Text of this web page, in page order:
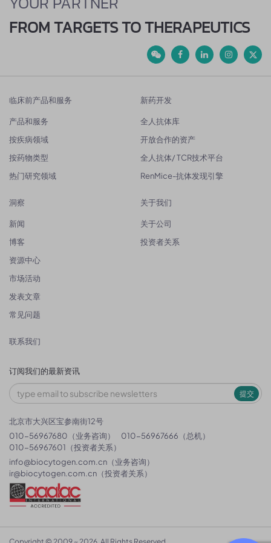
FROM TARGETS TO THERAPEUTICS
临床前产品和服务
产品和服务
按疾病领域
按药物类型
热门研究领域
新药开发
全人抗体库
开放合作的资产
全人抗体/ TCR技术平台
RenMice-抗体发现引擎
洞察
新闻
博客
资源中心
市场活动
发表文章
常见问题
关于我们
关于公司
投资者关系
联系我们
订阅我们的最新资讯
提交
北京市大兴区宝参南街12号
010-56967680（业务咨询）
010-56967666（总机）
010-56967601（投资者关系）
info@biocytogen.com.cn （业务咨询）
ir@biocytogen.com.cn （投资者关系）